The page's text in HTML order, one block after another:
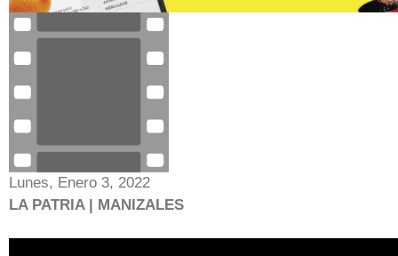
Lunes, Enero 3, 2022
LA PATRIA | MANIZALES